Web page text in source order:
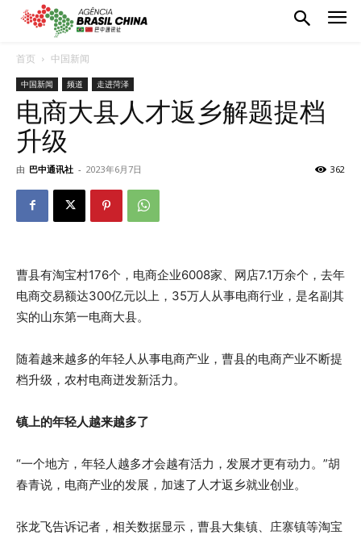
首页 中国新闻
中国新闻 频道 走进菏泽
电商大县人才返乡解题提档
升级
由 巴中通讯社 - 2023年6月7日 362
曹县有淘宝村176个，电商企业6008家、网店7.1万余个，去年
电商交易额达300亿元以上，35万人从事电商行业，是名副其
实的山东第一电商大县。
随着越来越多的年轻人从事电商产业，曹县的电商产业不断提
档升级，农村电商迸发新活力。
镇上的年轻人越来越多了
“一个地方，年轻人越多才会越有活力，发展才更有动力。”胡
春青说，电商产业的发展，加速了人才返乡就业创业。
张龙飞告诉记者，相关数据显示，曹县大集镇、庄寨镇等淘宝